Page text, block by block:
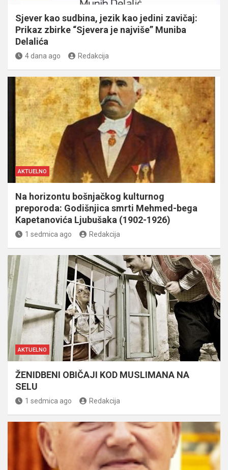
Sjever kao sudbina, jezik kao jedini zavičaj:
Prikaz zbirke “Sjevera je najviše” Muniba
Delalića
4 dana ago Redakcija
AKTUELNO
Na horizontu bošnjačkog kulturnog
preporoda: Godišnjica smrti Mehmed-bega
Kapetanovića Ljubušaka (1902-1926)
1 sedmica ago Redakcija
AKTUELNO
ŽENIDBENI OBIČAJI KOD MUSLIMANA NA
SELU
1 sedmica ago Redakcija